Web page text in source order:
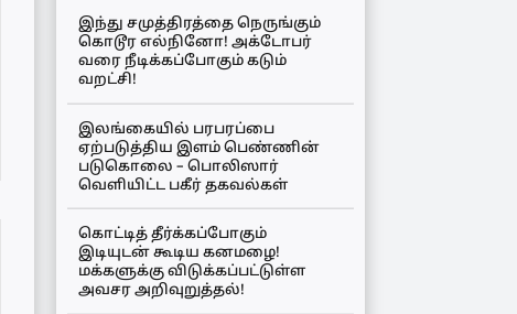
இந்து சமுத்திரத்தை நெருங்கும்
கொடூர எல்நினோ! அக்டோபர்
வரை நீடிக்கப்போகும் கடும்
வறட்சி!
இலங்கையில் பரபரப்பை
ஏற்படுத்திய இளம் பெண்ணின்
படுகொலை – பொலிஸார்
வெளியிட்ட பகீர் தகவல்கள்
கொட்டித் தீர்க்கப்போகும்
இடியுடன் கூடிய கனமழை!
மக்களுக்கு விடுக்கப்பட்டுள்ள
அவசர அறிவுறுத்தல்!